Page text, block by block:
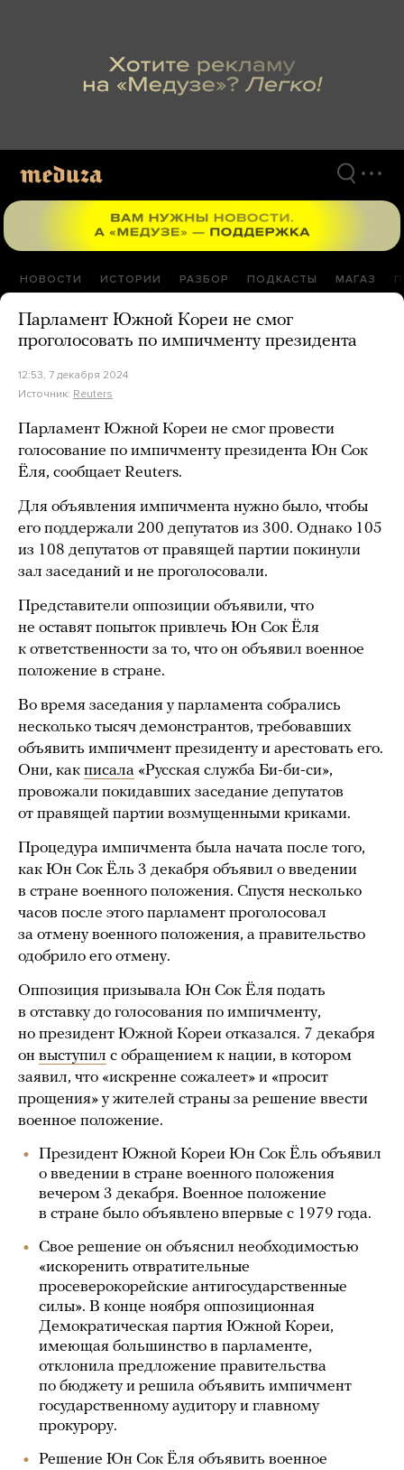
НОВОСТИ ИСТОРИИ РАЗБОР ПОДКАСТЫ МАГАЗ
Парламент Южной Кореи не смог
проголосовать по импичменту президента
12:53, 7 декабря 2024
Источник: Reuters
Парламент Южной Кореи не смог провести
голосование по импичменту президента Юн Сок
Ёля, сообщает Reuters.
Для объявления импичмента нужно было, чтобы
его поддержали 200 депутатов из 300. Однако 105
из 108 депутатов от правящей партии покинули
зал заседаний и не проголосовали.
Представители оппозиции объявили, что
не оставят попыток привлечь Юн Сок Ёля
к ответственности за то, что он объявил военное
положение в стране.
Во время заседания у парламента собрались
несколько тысяч демонстрантов, требовавших
объявить импичмент президенту и арестовать его.
Они, как писала «Русская служба Би-би-си»,
провожали покидавших заседание депутатов
от правящей партии возмущенными криками.
Процедура импичмента была начата после того,
как Юн Сок Ёль 3 декабря объявил о введении
в стране военного положения. Спустя несколько
часов после этого парламент проголосовал
за отмену военного положения, а правительство
одобрило его отмену.
Оппозиция призывала Юн Сок Ёля подать
в отставку до голосования по импичменту,
но президент Южной Кореи отказался. 7 декабря
он выступил с обращением к нации, в котором
заявил, что «искренне сожалеет» и «просит
прощения» у жителей страны за решение ввести
военное положение.
Президент Южной Кореи Юн Сок Ёль объявил
о введении в стране военного положения
вечером 3 декабря. Военное положение
в стране было объявлено впервые с 1979 года.
Свое решение он объяснил необходимостью
«искоренить отвратительные
просеверокорейские антигосударственные
силы». В конце ноября оппозиционная
Демократическая партия Южной Кореи,
имеющая большинство в парламенте,
отклонила предложение правительства
по бюджету и решила объявить импичмент
государственному аудитору и главному
прокурору.
Решение Юн Сок Ёля объявить военное